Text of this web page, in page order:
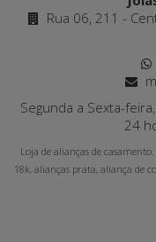
Rua 06, 211 -
Segunda a Sexta-
24
Loja de alianças de
18k, alianças prata, aliança de